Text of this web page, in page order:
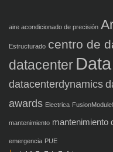
aire acondicionado de precisión
Estructurado centro de
datacenter
datacenterdynamics
awards Electrica
mantenimiento mantenimiento
emergencia PUE